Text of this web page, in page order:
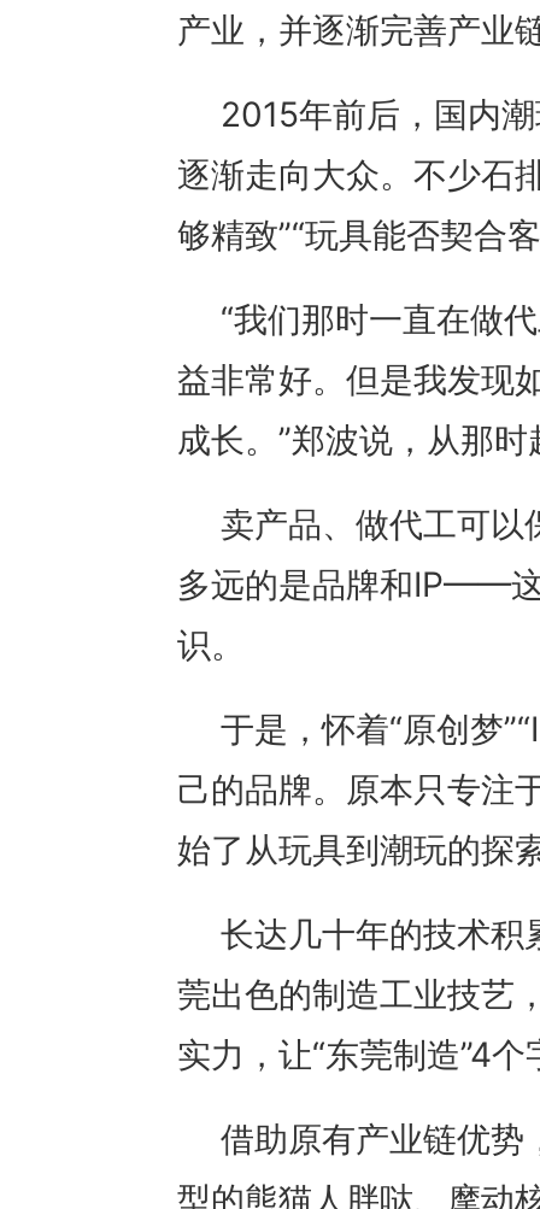
产业，并逐渐完善产业
2015年前后，国内
逐渐走向大众。不少石
够精致”“玩具能否契合
“我们那时一直在做
益非常好。但是我发现
成长。”郑波说，从那
卖产品、做代工可以
多远的是品牌和IP——
识。
于是，怀着“原创梦
己的品牌。原本只专注
始了从玩具到潮玩的探
长达几十年的技术积
莞出色的制造工业技艺
实力，让“东莞制造”4
借助原有产业链优势
型的熊猫人胖哒、摩动